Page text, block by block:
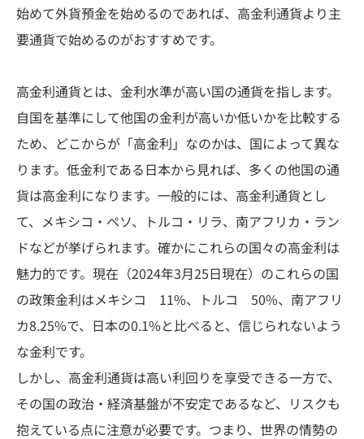
始めて外貨預金を始めるのであれば、高金利通貨より主
要通貨で始めるのがおすすめです。
高金利通貨とは、金利水準が高い国の通貨を指します。
自国を基準にして他国の金利が高いか低いかを比較する
ため、どこからが「高金利」なのかは、国によって異な
ります。低金利である日本から見れば、多くの他国の通
貨は高金利になります。一般的には、高金利通貨とし
て、メキシコ・ペソ、トルコ・リラ、南アフリカ・ラン
ドなどが挙げられます。確かにこれらの国々の高金利は
魅力的です。現在（2024年3月25日現在）のこれらの国
の政策金利はメキシコ 11%、トルコ 50%、南アフリ
カ8.25%で、日本の0.1%と比べると、信じられないよう
な金利です。
しかし、高金利通貨は高い利回りを享受できる一方で、
その国の政治・経済基盤が不安定であるなど、リスクも
抱えている点に注意が必要です。つまり、世界の情勢の